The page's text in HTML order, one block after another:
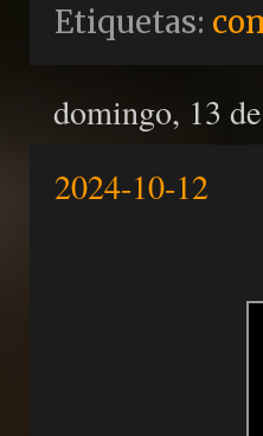
Etiquetas:
domingo, 13
2024-10-12